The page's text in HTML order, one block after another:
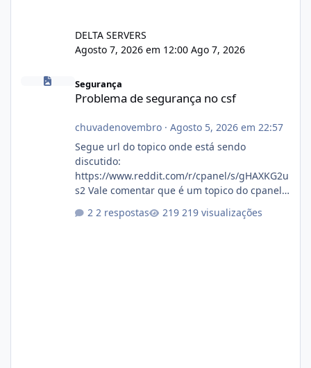
DELTA SERVERS
Agosto 7, 2026 em 12:00 Ago 7, 2026
Problema de segurança no csf
Segurança
Problema de segurança no csf
chuvadenovembro· Agosto 5, 2026 em 22:57
Segue url do topico onde está sendo
discutido:
https://www.reddit.com/r/cpanel/s/gHAXKG2u
s2 Vale comentar que é um topico do cpanel...
2 respostas 219 visualizações